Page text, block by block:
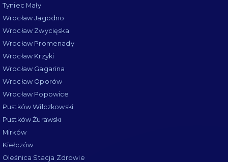
Tyniec Mały
Wrocław Jagodno
Wrocław Zwycięska
Wrocław Promenady
Wrocław Krzyki
Wrocław Gagarina
Wrocław Oporów
Wrocław Popowice
Pustków Wilczkowski
Pustków Żurawski
Mirków
Kiełczów
Oleśnica Stacja Zdrowie